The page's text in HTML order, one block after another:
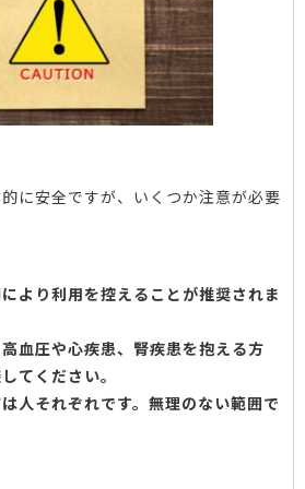
に安全ですが、いくつか注意が必要
により利用を控えることが推奨されま
高血圧や心疾患、腎疾患を抱える方
てください。
人それぞれです。無理のない範囲で